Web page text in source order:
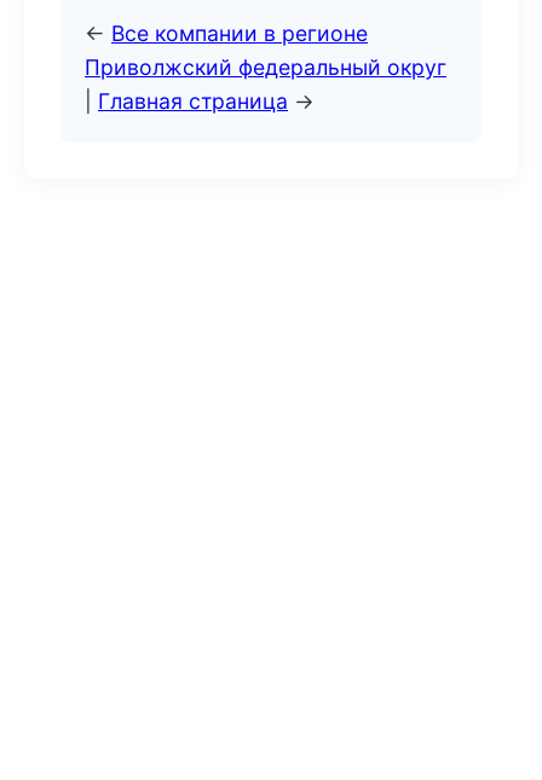
← Все компании в регионе
Приволжский федеральный округ
Главная страница →